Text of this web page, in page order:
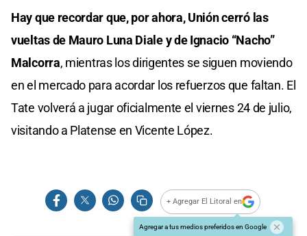
Hay que recordar que, por ahora, Unión cerró las
vueltas de Mauro Luna Diale y de Ignacio “Nacho”
Malcorra, mientras los dirigentes se siguen moviendo
en el mercado para acordar los refuerzos que faltan. El
Tate volverá a jugar oficialmente el viernes 24 de julio,
visitando a Platense en Vicente López.
+ Agregar El Litoral en
Agregar a tus medios preferidos en Google